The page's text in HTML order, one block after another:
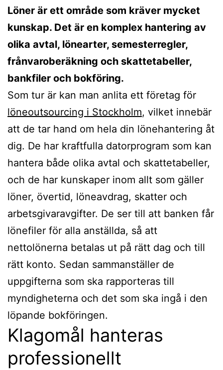
Löner är ett område som kräver mycket
kunskap. Det är en komplex hantering av
olika avtal, lönearter, semesterregler,
frånvaroberäkning och skattetabeller,
bankfiler och bokföring.
Som tur är kan man anlita ett företag för
löneoutsourcing i Stockholm, vilket innebär
att de tar hand om hela din lönehantering åt
dig. De har kraftfulla datorprogram som kan
hantera både olika avtal och skattetabeller,
och de har kunskaper inom allt som gäller
löner, övertid, löneavdrag, skatter och
arbetsgivaravgifter. De ser till att banken får
lönefiler för alla anställda, så att
nettolönerna betalas ut på rätt dag och till
rätt konto. Sedan sammanställer de
uppgifterna som ska rapporteras till
myndigheterna och det som ska ingå i den
löpande bokföringen.
Klagomål hanteras
professionellt